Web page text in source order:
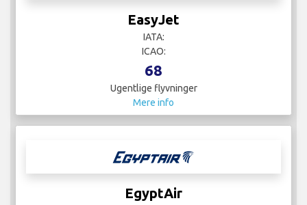
EasyJet
IATA:
ICAO:
68
Ugentlige flyvninger
Mere info
EgyptAir